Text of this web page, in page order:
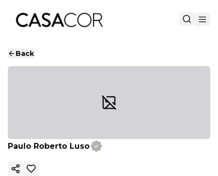
Back
Paulo Roberto Luso
Copy ink